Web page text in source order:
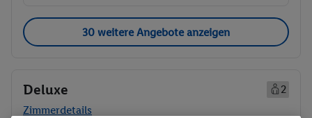
30 weitere Angebote anzeigen
Deluxe
2
Zimmerdetails